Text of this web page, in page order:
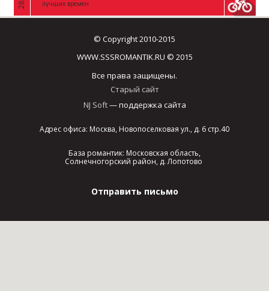
лучших времен
© Copyright 2010-2015
WWW.SSSROMANTIK.RU © 2015
Все права защищены.
Старый сайт
NJ Soft— поддержка сайта
Адрес офиса: Москва, Новопоселковая ул., д. 6 стр.40
База романтик: Московская область,
Солнечногорский район, д. Лопотово
Отправить письмо